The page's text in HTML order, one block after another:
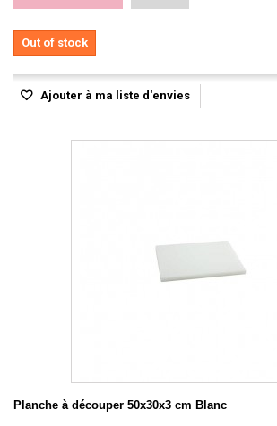
Out of stock
Ajouter à ma liste d'envies
Planche à découper 50x30x3 cm Blanc